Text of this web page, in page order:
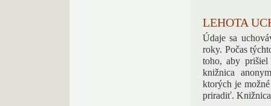
LEHOTA
Údaje sa
roky. Počas
toho, aby
knižnica
ktorých je
priradiť.